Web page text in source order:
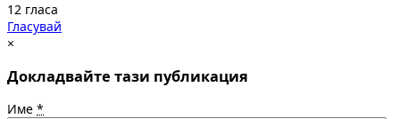
12 гласа
Гласувай
×
Докладвайте тази публикация
Име *